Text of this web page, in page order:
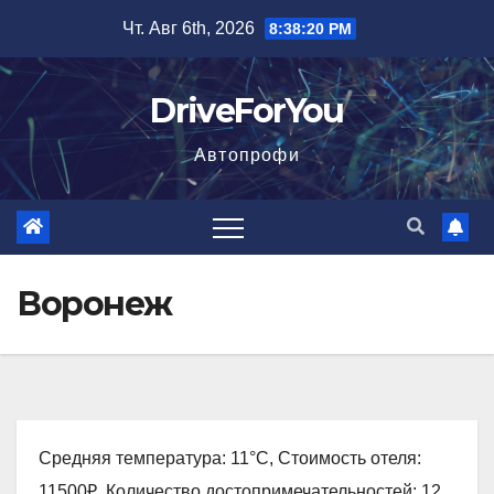
содержимому
Чт. Авг 6th, 2026 8:38:21 PM
DriveForYou
Автопрофи
Воронеж
Средняя температура: 11°C, Стоимость отеля: